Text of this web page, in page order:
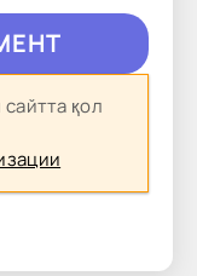
қол